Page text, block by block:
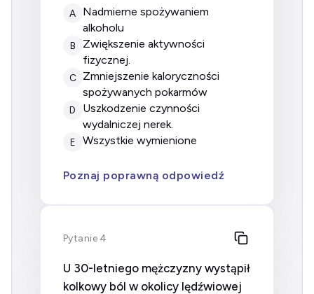
A
nadmierne spożywaniem
alkoholu
B
zwiększenie aktywności
fizycznej.
C
zmniejszenie kaloryczności
spożywanych pokarmów
D
uszkodzenie czynności
wydalniczej nerek.
E wszystkie wymienione
Poznaj poprawną odpowiedź
Pytanie 4
U 30-letniego mężczyzny wystąpił
kolkowy ból w okolicy lędźwiowej